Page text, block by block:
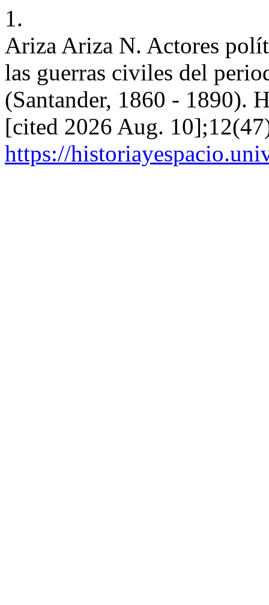
1.
Ariza Ariza N. Actores
las guerras civiles del
(Santander, 1860 - 1890).
[cited 2026 Aug.
https://